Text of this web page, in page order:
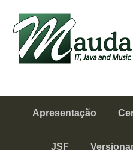
primary
navigation
content
IT, Java and
Apresentação
JSF